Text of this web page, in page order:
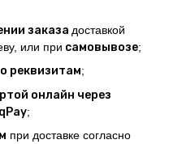
заказа доставкой
или при самовывозе;
реквизитам;
онлайн через
;
при доставке согласно